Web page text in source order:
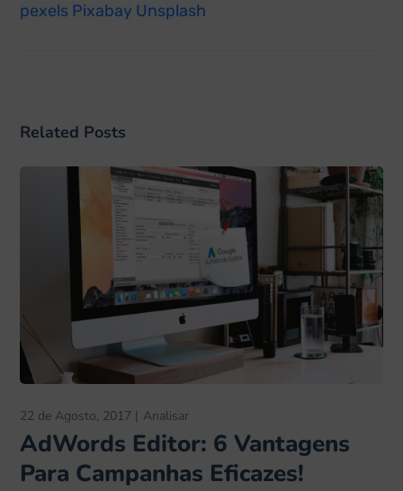
pexels Pixabay Unsplash
Related Posts
22 de Agosto, 2017 Analisar
AdWords Editor: 6 Vantagens
Para Campanhas Eficazes!